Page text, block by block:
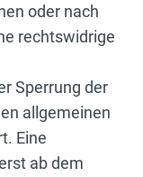
oder nach
rechtswidrige
Sperrung der
allgemeinen
Eine
ab dem